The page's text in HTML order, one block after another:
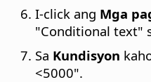
I-click ang Mga
"Conditional text"
Sa Kundisyon
<5000".